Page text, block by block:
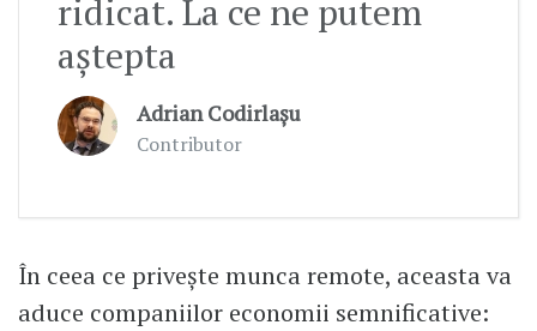
ridicat. La ce ne putem
aștepta
Adrian Codirlașu
Contributor
În ceea ce privește munca remote, aceasta va
aduce companiilor economii semnificative: